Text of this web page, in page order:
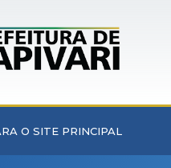
O SITE PRINCIPAL